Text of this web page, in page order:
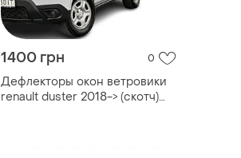
1400 грн 0
Дефлекторы окон ветровики
renault duster 2018-> (скотч)